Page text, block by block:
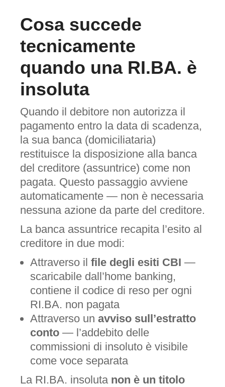
Cosa succede
tecnicamente
quando una RI.BA. è
insoluta
Quando il debitore non autorizza il
pagamento entro la data di scadenza,
la sua banca (domiciliataria)
restituisce la disposizione alla banca
del creditore (assuntrice) come non
pagata. Questo passaggio avviene
automaticamente — non è necessaria
nessuna azione da parte del creditore.
La banca assuntrice recapita l’esito al
creditore in due modi:
Attraverso il file degli esiti CBI —
scaricabile dall’home banking,
contiene il codice di reso per ogni
RI.BA. non pagata
Attraverso un avviso sull’estratto
conto — l’addebito delle
commissioni di insoluto è visibile
come voce separata
La RI.BA. insoluta non è un titolo